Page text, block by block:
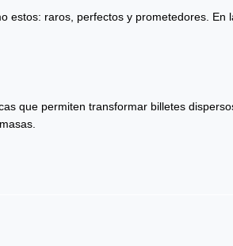
estos: raros, perfectos y prometedores. En
que permiten transformar billetes